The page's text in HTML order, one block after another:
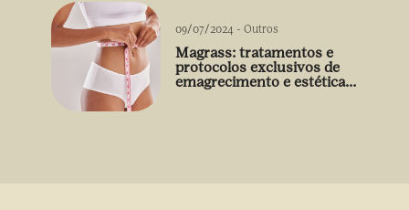
09/07/2024 - Outros
Magrass: tratamentos e
protocolos exclusivos de
emagrecimento e estética